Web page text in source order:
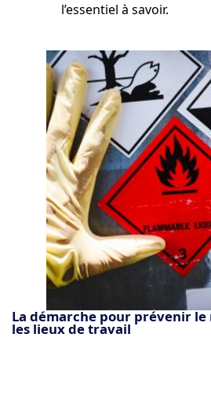
l’essentiel à savoir.
La démarche pour prévenir
les lieux de travail